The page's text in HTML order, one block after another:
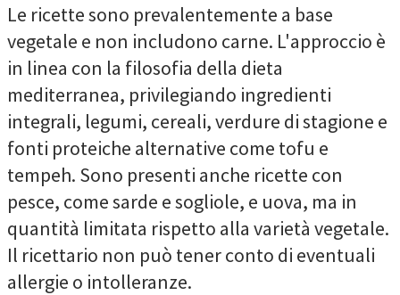
Le ricette sono prevalentemente a base
vegetale e non includono carne. L'approccio è
in linea con la filosofia della dieta
mediterranea, privilegiando ingredienti
integrali, legumi, cereali, verdure di stagione e
fonti proteiche alternative come tofu e
tempeh. Sono presenti anche ricette con
pesce, come sarde e sogliole, e uova, ma in
quantità limitata rispetto alla varietà vegetale.
Il ricettario non può tener conto di eventuali
allergie o intolleranze.